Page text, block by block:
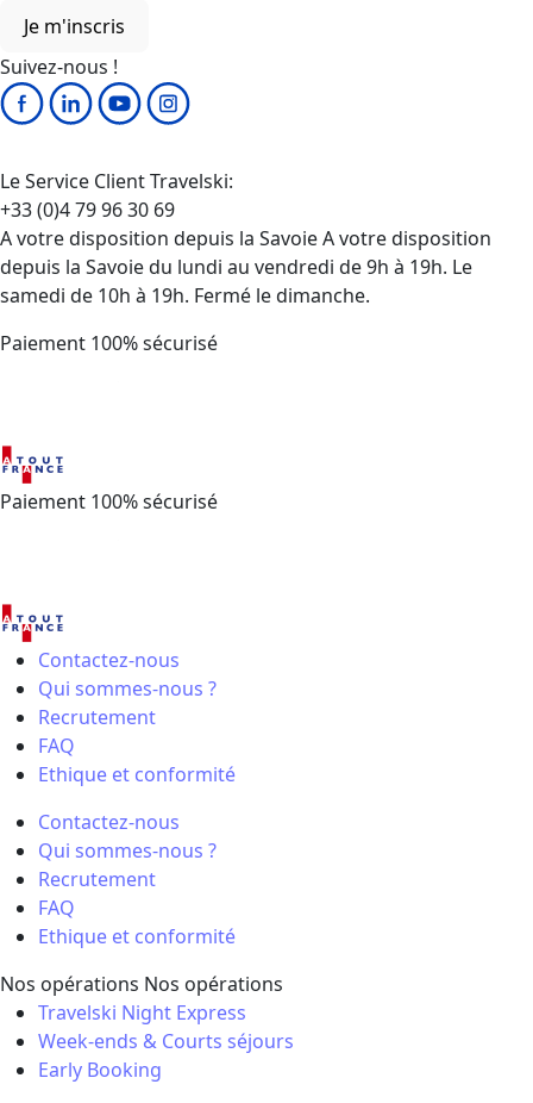
Je m'inscris
Suivez-nous !
Le Service Client Travelski:
+33 (0)4 79 96 30 69
A votre disposition depuis la Savoie A votre disposition
depuis la Savoie du lundi au vendredi de 9h à 19h. Le
samedi de 10h à 19h. Fermé le dimanche.
Paiement 100% sécurisé
Paiement 100% sécurisé
Contactez-nous
Qui sommes-nous ?
Recrutement
FAQ
Ethique et conformité
Contactez-nous
Qui sommes-nous ?
Recrutement
FAQ
Ethique et conformité
Nos opérations Nos opérations
Travelski Night Express
Week-ends & Courts séjours
Early Booking